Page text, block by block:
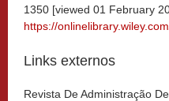
1350 [viewed 01 February
https://
Links externos
Revista De Administração